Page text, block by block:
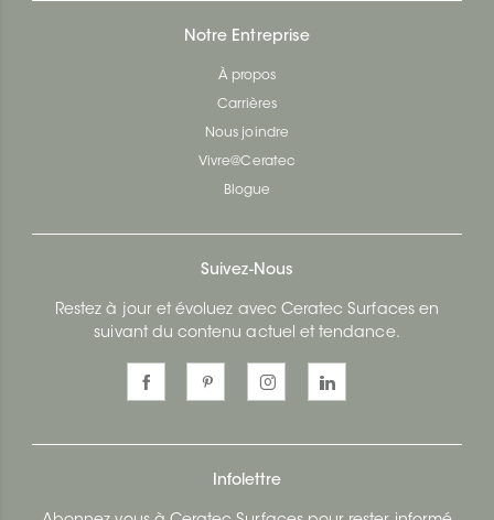
Notre Entreprise
À propos
Carrières
Nous joindre
Vivre@Ceratec
Blogue
Suivez-Nous
Restez à jour et évoluez avec Ceratec Surfaces en
suivant du contenu actuel et tendance.
Infolettre